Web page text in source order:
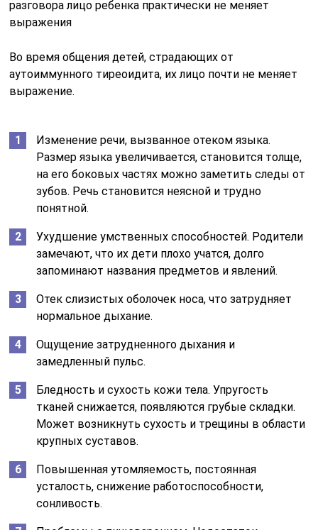
Во время общения детей, страдающих от
аутоиммунного тиреоидита, их лицо почти не меняет
выражение.
Изменение речи, вызванное отеком языка.
Размер языка увеличивается, становится толще,
на его боковых частях можно заметить следы от
зубов. Речь становится неясной и трудно
понятной.
Ухудшение умственных способностей. Родители
замечают, что их дети плохо учатся, долго
запоминают названия предметов и явлений.
Отек слизистых оболочек носа, что затрудняет
нормальное дыхание.
Ощущение затрудненного дыхания и
замедленный пульс.
Бледность и сухость кожи тела. Упругость
тканей снижается, появляются грубые складки.
Может возникнуть сухость и трещины в области
крупных суставов.
Повышенная утомляемость, постоянная
усталость, снижение работоспособности,
сонливость.